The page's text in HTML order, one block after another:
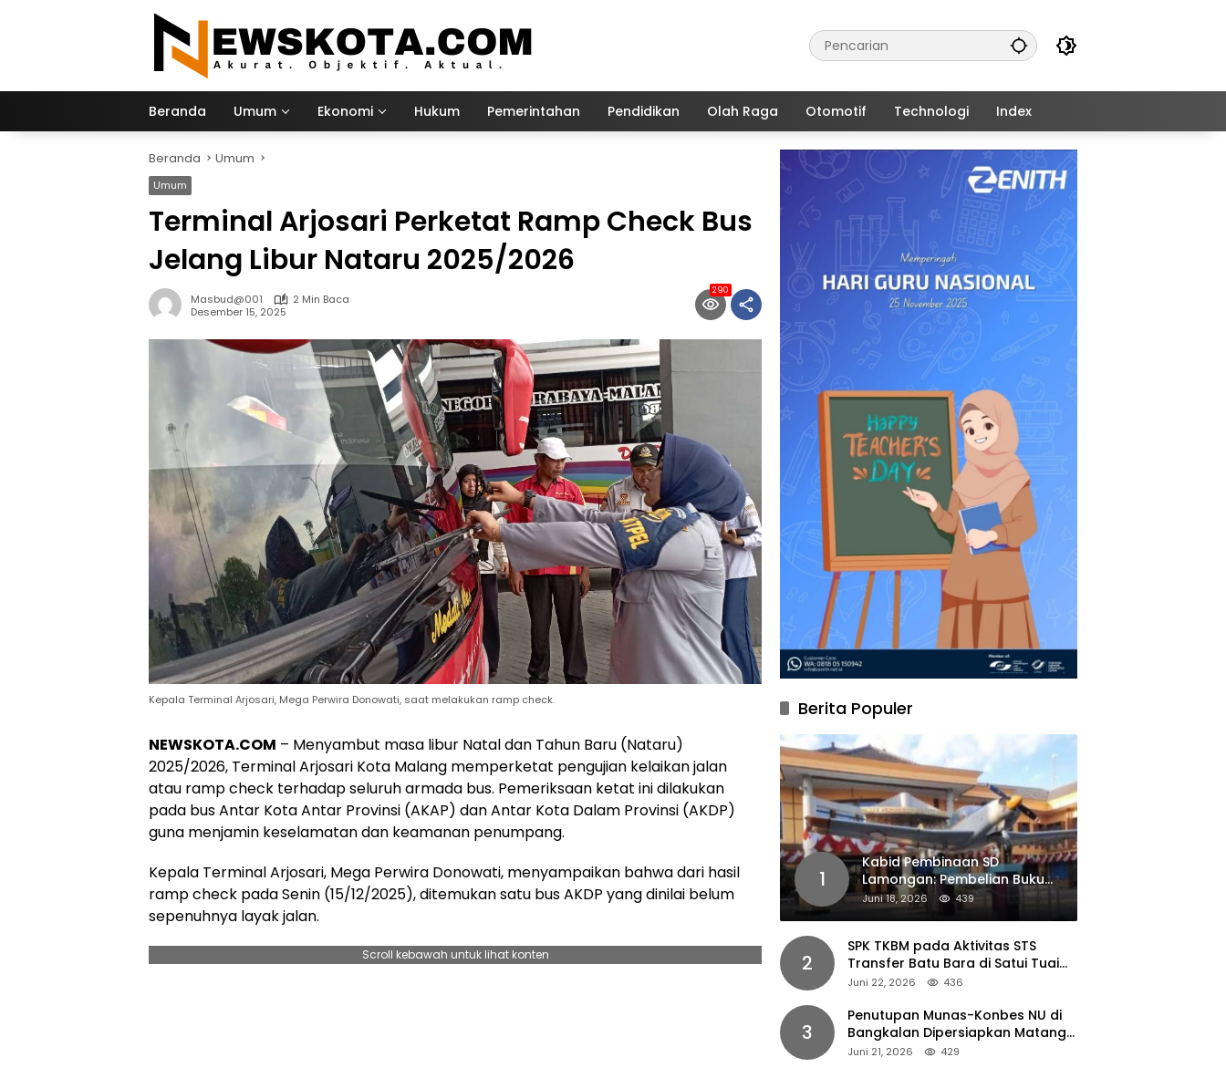
Beranda Umum Ekonomi Hukum Pemerintahan Pendidikan Olah Raga Otomotif Technologi Index
Beranda Umum
Umum
Terminal Arjosari Perketat Ramp Check Bus
Jelang Libur Nataru 2025/2026
Masbud@001
2 Min Baca
Desember 15, 2025
290
Kepala Terminal Arjosari, Mega Perwira Donowati, saat melakukan ramp check.
NEWSKOTA.COM – Menyambut masa libur Natal dan Tahun Baru (Nataru)
2025/2026, Terminal Arjosari Kota Malang memperketat pengujian kelaikan jalan
atau ramp check terhadap seluruh armada bus. Pemeriksaan ketat ini dilakukan
pada bus Antar Kota Antar Provinsi (AKAP) dan Antar Kota Dalam Provinsi (AKDP)
guna menjamin keselamatan dan keamanan penumpang.
Kepala Terminal Arjosari, Mega Perwira Donowati, menyampaikan bahwa dari hasil
ramp check pada Senin (15/12/2025), ditemukan satu bus AKDP yang dinilai belum
sepenuhnya layak jalan.
Scroll kebawah untuk lihat konten
Berita Populer
1
Kabid Pembinaan SD
Lamongan: Pembelian Buku
Pendamping Tidak Boleh
Dipaksakan
Juni 18, 2026 439
2
SPK TKBM pada Aktivitas STS
Transfer Batu Bara di Satui Tuai
Sorotan
Juni 22, 2026 436
3
Penutupan Munas-Konbes NU di
Bangkalan Dipersiapkan Matang,
Gus Ipul Turun Tangan
Juni 21, 2026 429